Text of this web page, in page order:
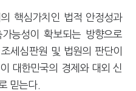
핵심가치인 법적 안정성과
능성이 확보되는 방향으로
세심판원 및 법원의 판단이
대한민국의 경제와 대외 신
믿는다.